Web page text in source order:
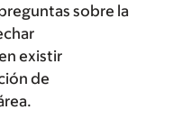
sobre la
existir
de